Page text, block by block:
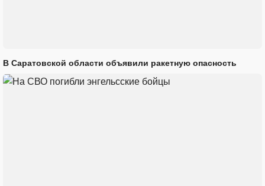
В Саратовской области объявили ракетную опасность